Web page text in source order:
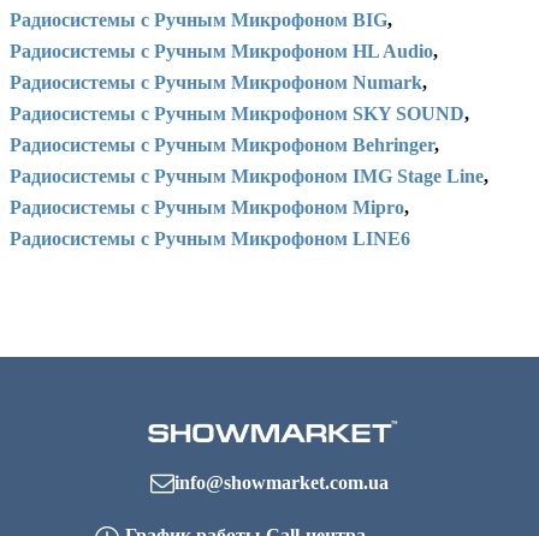
Радиосистемы с Ручным Микрофоном BIG,
Радиосистемы с Ручным Микрофоном HL Audio,
Радиосистемы с Ручным Микрофоном Numark,
Радиосистемы с Ручным Микрофоном SKY SOUND,
Радиосистемы с Ручным Микрофоном Behringer,
Радиосистемы с Ручным Микрофоном IMG Stage Line,
Радиосистемы с Ручным Микрофоном Mipro,
Радиосистемы с Ручным Микрофоном LINE6
info@showmarket.com.ua